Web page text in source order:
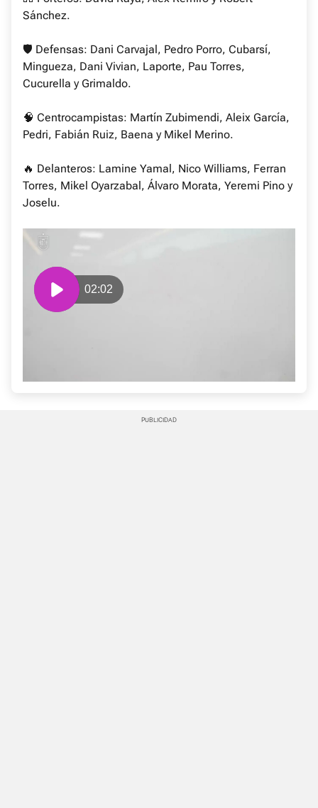
Sánchez.
🛡 Defensas: Dani Carvajal, Pedro Porro, Cubarsí,
Mingueza, Dani Vivian, Laporte, Pau Torres,
Cucurella y Grimaldo.
🧠 Centrocampistas: Martín Zubimendi, Aleix García,
Pedri, Fabián Ruiz, Baena y Mikel Merino.
🔥 Delanteros: Lamine Yamal, Nico Williams, Ferran
Torres, Mikel Oyarzabal, Álvaro Morata, Yeremi Pino y
Joselu.